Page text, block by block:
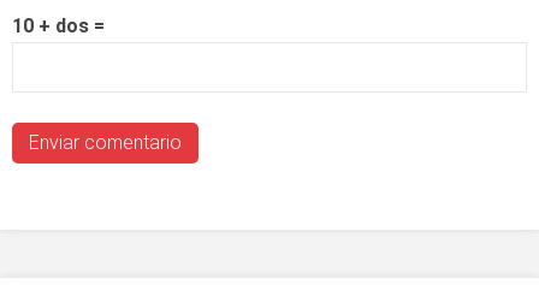
10 + dos =